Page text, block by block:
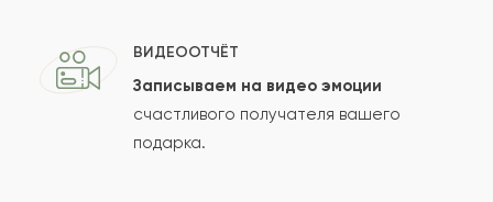
Ваш e-mail
ВИДЕООТЧЁТ
Записываем на видео эмоции
счастливого получателя вашего
подарка.